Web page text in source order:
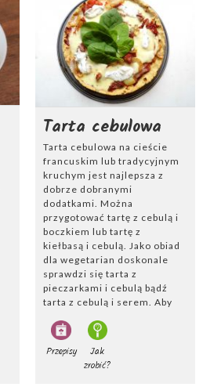
Tarta cebulowa
Tarta cebulowa na cieście
francuskim lub tradycyjnym
kruchym jest najlepsza z
dobrze dobranymi
dodatkami. Można
przygotować tartę z cebulą i
boczkiem lub tartę z
kiełbasą i cebulą. Jako obiad
dla wegetarian doskonale
sprawdzi się tarta z
pieczarkami i cebulą bądź
tarta z cebulą i serem. Aby
karmelizowaną cebulą,
należy wcześniej
podsmażyć pokrojoną w
Przepisy
Jak
zrobić?